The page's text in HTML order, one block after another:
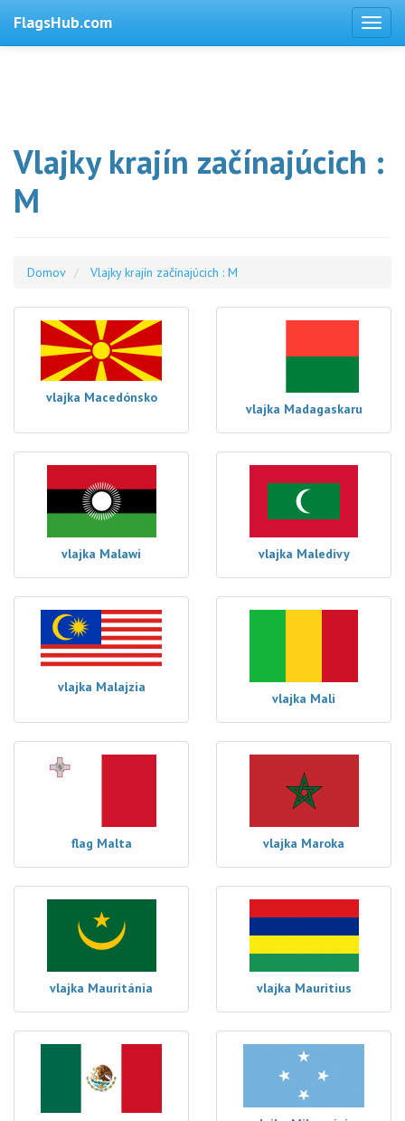
FlagsHub.com
Vlajky krajín začínajúcich :
M
Domov Vlajky krajín začínajúcich : M
vlajka Macedónsko
vlajka Madagaskaru
vlajka Malawi vlajka Maledivy
vlajka Malajzia
vlajka Mali
flag Malta vlajka Maroka
vlajka Mauritánia vlajka Mauritius